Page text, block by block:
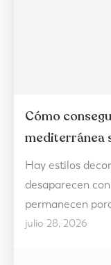
Cómo
mediterránea
julio 28, 2026
Hay estilos
desaparecen
permanecen
vivir. La